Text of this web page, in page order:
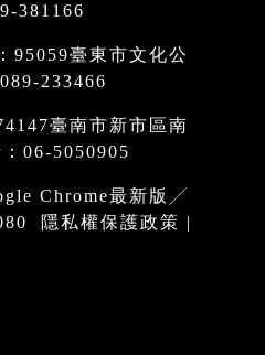
381166
95059臺東市文化公
233466
臺南市新市區南
06-5050905
Chrome最新版╱
隱私權保護政策 |